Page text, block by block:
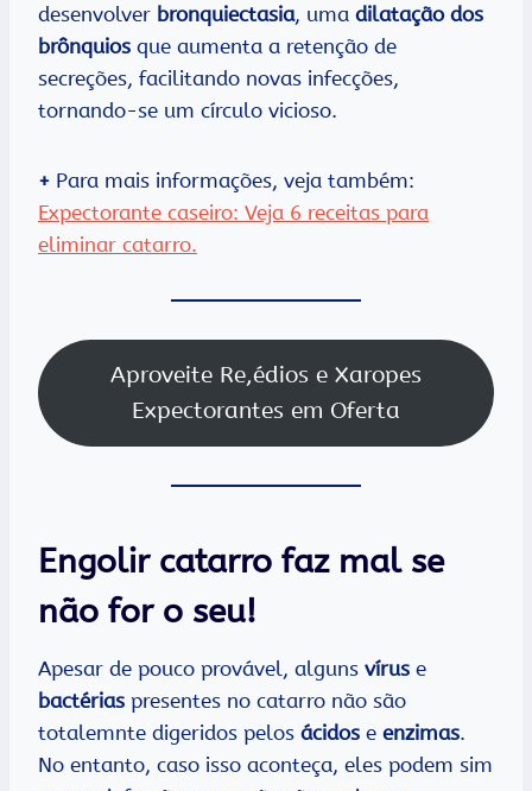
desenvolver bronquiectasia, uma dilatação dos
brônquios que aumenta a retenção de
secreções, facilitando novas infecções,
tornando-se um círculo vicioso.
+ Para mais informações, veja também:
Expectorante caseiro: Veja 6 receitas para
eliminar catarro.
Aproveite Re,édios e Xaropes
Expectorantes em Oferta
Engolir catarro faz mal se
não for o seu!
Apesar de pouco provável, alguns vírus e
bactérias presentes no catarro não são
totalemnte digeridos pelos ácidos e enzimas.
No entanto, caso isso aconteça, eles podem sim